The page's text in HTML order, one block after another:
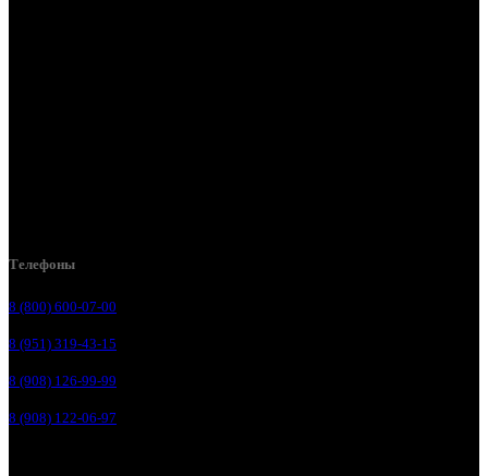
Телефоны
8 (800) 600-07-00
8 (951) 319-43-15
8 (908) 126-99-99
8 (908) 122-06-97